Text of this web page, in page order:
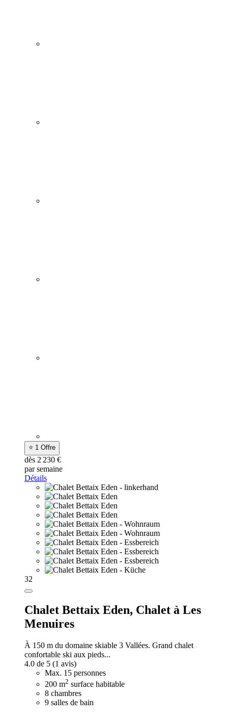
⭐ 1 Offre
dès 2 230 €
par semaine
Détails
32
Chalet Bettaix Eden, Chalet à Les
Menuires
À 150 m du domaine skiable 3 Vallées. Grand chalet
confortable ski aux pieds...
4.0 de 5 (1 avis)
Max. 15 personnes
200 m2 surface habitable
8 chambres
9 salles de bain